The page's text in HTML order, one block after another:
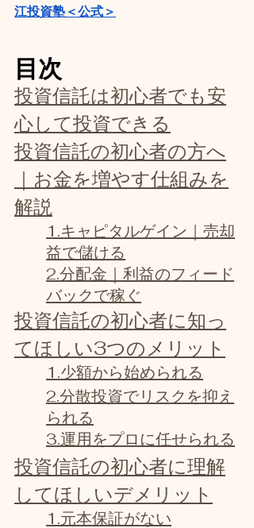
江投資塾＜公式＞
目次
投資信託は初心者でも安
心して投資できる
投資信託の初心者の方へ
｜お金を増やす仕組みを
解説
1.キャピタルゲイン｜売却
益で儲ける
2.分配金｜利益のフィード
バックで稼ぐ
投資信託の初心者に知っ
てほしい3つのメリット
1.少額から始められる
2.分散投資でリスクを抑え
られる
3.運用をプロに任せられる
投資信託の初心者に理解
してほしいデメリット
1.元本保証がない